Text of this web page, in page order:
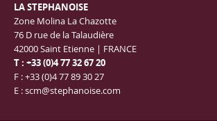
LA STEPHANOISE
Zone Molina La Chazotte
76 D rue de la Talaudière
42000 Saint Etienne | FRANCE
T : +33 (0)4 77 32 67 20
F : +33 (0)4 77 89 30 27
E :scm@stephanoise.com